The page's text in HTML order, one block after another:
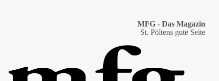
MFG - Das Magazin
St. Pöltens gute Seite